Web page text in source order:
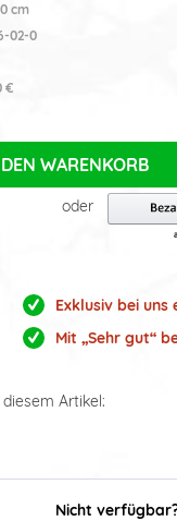
cm
02-0
€
WARENKORB
oder
Exklusiv bei uns
Mit „Sehr gut“
Artikel:
Nicht